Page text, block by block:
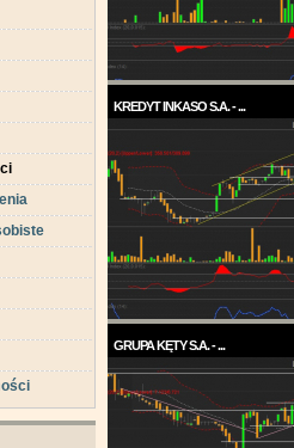
KREDYT INKASO S.A. - ...
każdym razie w ...
GRUPA KĘTY S.A. - ...
Trend na wykresie Grupy Kęty
jest wzrostowy. ...